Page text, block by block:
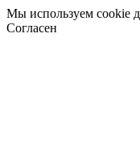
Мы используем cookie
Согласен